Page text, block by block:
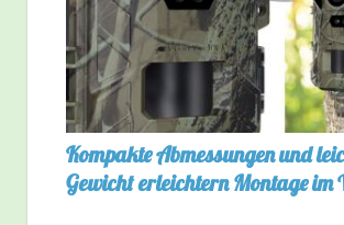
Kompakte Abmessungen und
Gewicht erleichtern Montage im